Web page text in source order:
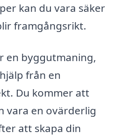
kan du vara säker
framgångsrikt.
en byggutmaning,
från en
Du kommer att
vara en ovärderlig
att skapa din